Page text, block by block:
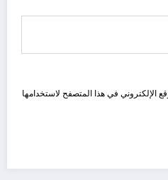
الإلكتروني في هذا المتصفح لاستخدامها